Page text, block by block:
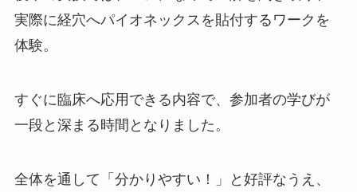
実際に経穴へパイオネックスを貼付するワークを
体験。
すぐに臨床へ応用できる内容で、参加者の学びが
一段と深まる時間となりました。
全体を通して「分かりやすい！」と好評なうえ、